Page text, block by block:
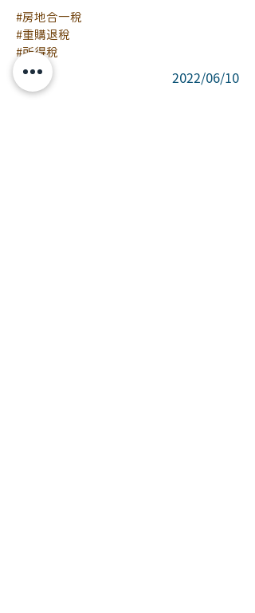
#房地合一稅
#重購退稅
#所得稅
2022/06/10